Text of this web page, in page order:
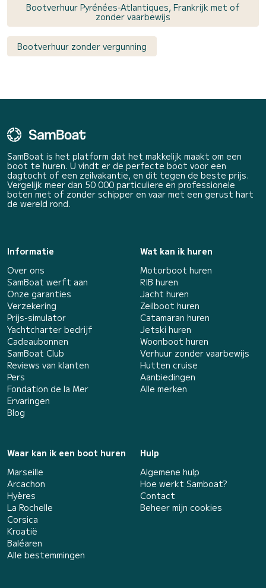
Bootverhuur Pyrénées-Atlantiques, Frankrijk met of
zonder vaarbewijs
Bootverhuur zonder vergunning
SamBoat is het platform dat het makkelijk maakt om een
boot te huren. U vindt er de perfecte boot voor een
dagtocht of een zeilvakantie, en dit tegen de beste prijs.
Vergelijk meer dan 50 000 particuliere en professionele
boten met of zonder schipper en vaar met een gerust hart
de wereld rond.
Informatie
Over ons
SamBoat werft aan
Onze garanties
Verzekering
Prijs-simulator
Yachtcharter bedrijf
Cadeaubonnen
SamBoat Club
Reviews van klanten
Pers
Fondation de la Mer
Ervaringen
Blog
Wat kan ik huren
Motorboot huren
RIB huren
Jacht huren
Zeilboot huren
Catamaran huren
Jetski huren
Woonboot huren
Verhuur zonder vaarbewijs
Hutten cruise
Aanbiedingen
Alle merken
Waar kan ik een boot huren
Marseille
Arcachon
Hyères
La Rochelle
Corsica
Kroatië
Baléaren
Alle bestemmingen
Hulp
Algemene hulp
Hoe werkt Samboat?
Contact
Beheer mijn cookies